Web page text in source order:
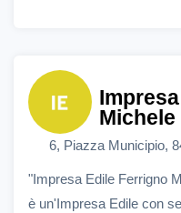
Michele
6, Piazza Municipio,
"Impresa Edile Ferrigno
è un'Impresa Edile con